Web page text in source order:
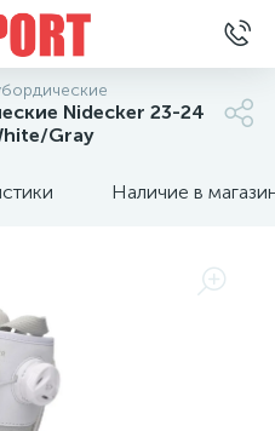
Nidecker 23-24
Gray
Наличие в